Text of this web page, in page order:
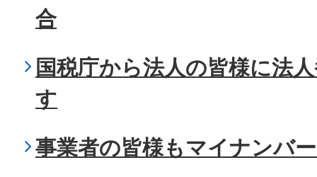
合
国税庁から法人の皆様に法
す
事業者の皆様もマイナンバ